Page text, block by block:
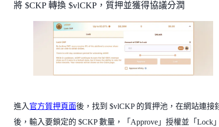
將 $CKP 轉換 $vlCKP，質押並獲得協議分潤
進入官方質押頁面後，找到 $vlCKP 的質押池，在網站連接
後，輸入要鎖定的 $CKP 數量，「Approve」授權並「Lock